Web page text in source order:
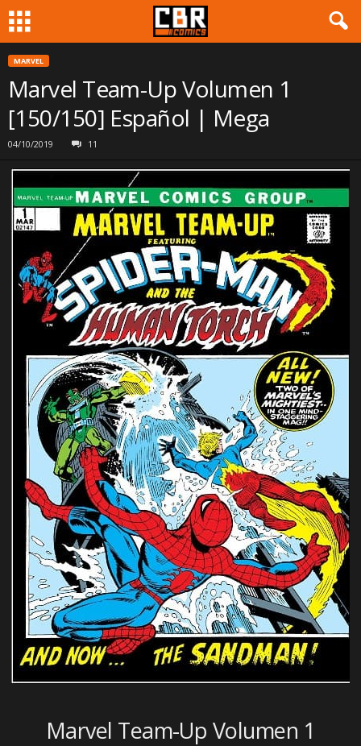
MARVEL
Marvel Team-Up Volumen 1
[150/150] Español | Mega
04/10/2019 11
Marvel Team-Up Volumen 1